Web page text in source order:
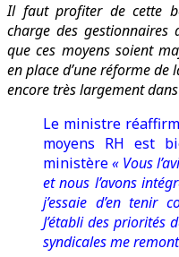
Il faut profiter de cette
charge des
que ces moyens soient
en place d’une réforme
encore très largement
Le ministre
moyens RH est
ministère« Vous
et nous l’avons
j’essaie d’en tenir
J’établi des priorités
syndicales me